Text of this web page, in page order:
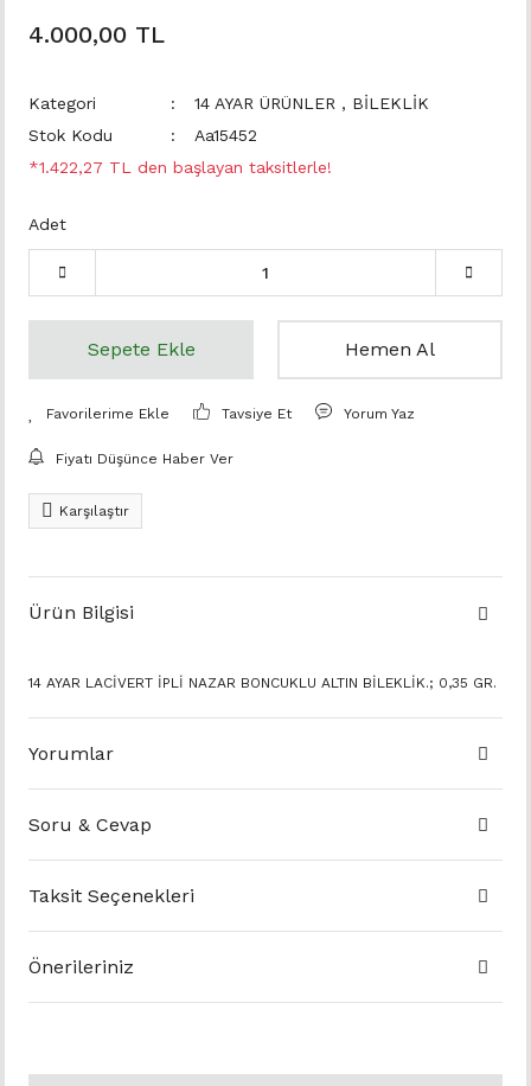
4.000,00 TL
Kategori 14 AYAR ÜRÜNLER , BİLEKLİK
Stok Kodu
Aa15452
*1.422,27 TL den başlayan taksitlerle!
Adet
Sepete Ekle Hemen Al
Tavsiye Et Yorum Yaz
Fiyatı Düşünce Haber Ver
Karşılaştır
Ürün Bilgisi
14 AYAR LACİVERT İPLİ NAZAR BONCUKLU ALTIN BİLEKLİK.; 0,35 GR.
Yorumlar
Soru & Cevap
Taksit Seçenekleri
Önerileriniz